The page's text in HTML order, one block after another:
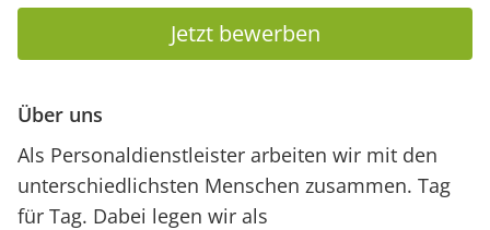
Jetzt bewerben
Über uns
Als Personaldienstleister arbeiten wir mit den
unterschiedlichsten Menschen zusammen. Tag
für Tag. Dabei legen wir als